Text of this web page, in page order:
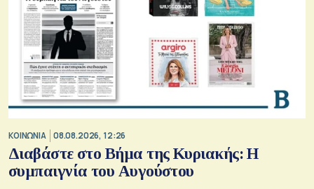
ΚΟΙΝΩΝΙΑ 08.08.2026, 12:26
Διαβάστε στο Βήμα της Κυριακής: Η
συμπαιγνία του Αυγούστου